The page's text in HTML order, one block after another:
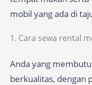
mobil yang ada di
1. Cara sewa rental
Anda yang
berkualitas, dengan